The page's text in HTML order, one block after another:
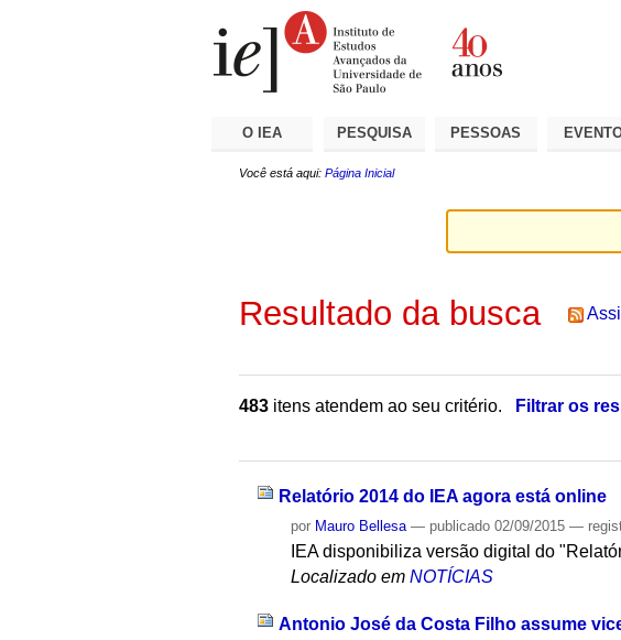
O IEA PESQUISA PESSOAS
Você está aqui: Página Inicial
Resultado da busca
483 itens atendem ao seu critério.
Filtrar os
Relatório 2014 do IEA agora está online
por Mauro Bellesa — publicado 02/09/2015—
IEA disponibiliza versão digital do
Localizado em NOTÍCIAS
Antonio José da Costa Filho assume